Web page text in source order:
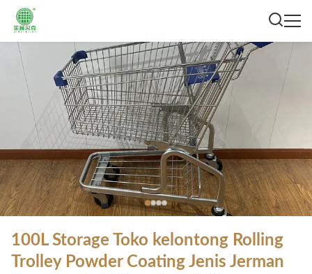
100L Storage Toko kelontong Rolling
Trolley Powder Coating Jenis Jerman